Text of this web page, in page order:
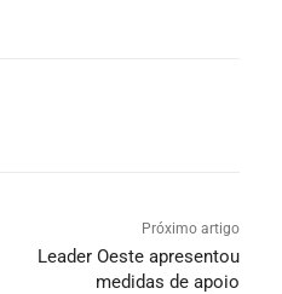
Próximo artigo
Leader Oeste apresentou
medidas de apoio